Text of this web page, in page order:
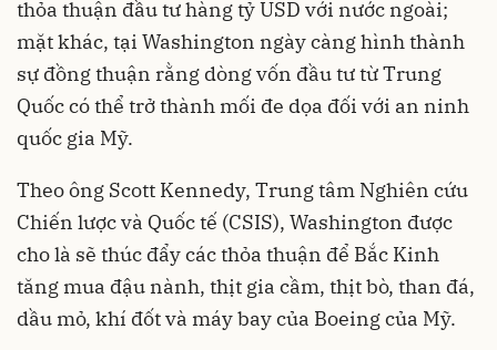
thỏa thuận đầu tư hàng tỷ USD với nước ngoài;
mặt khác, tại Washington ngày càng hình thành
sự đồng thuận rằng dòng vốn đầu tư từ Trung
Quốc có thể trở thành mối đe dọa đối với an ninh
quốc gia Mỹ.
Theo ông Scott Kennedy, Trung tâm Nghiên cứu
Chiến lược và Quốc tế (CSIS), Washington được
cho là sẽ thúc đẩy các thỏa thuận để Bắc Kinh
tăng mua đậu nành, thịt gia cầm, thịt bò, than đá,
dầu mỏ, khí đốt và máy bay của Boeing của Mỹ.